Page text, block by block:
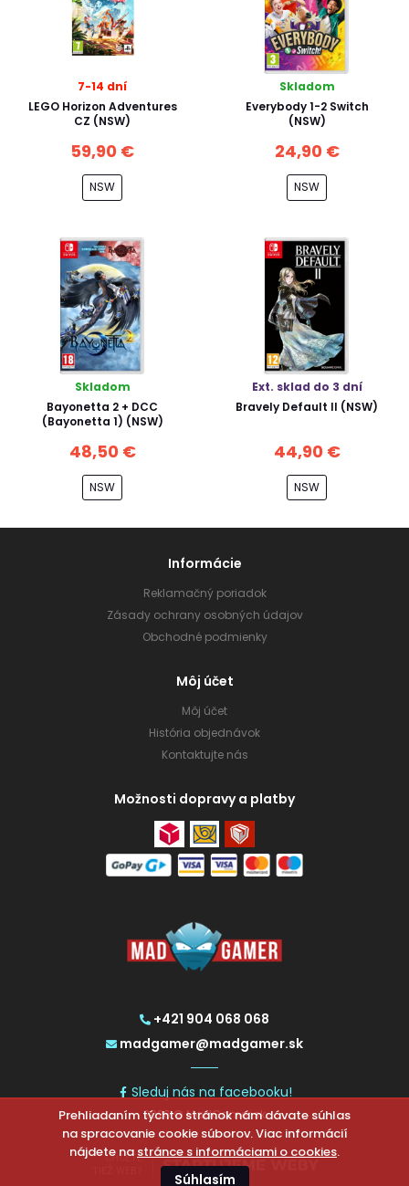
7-14 dní
LEGO Horizon Adventures
CZ (NSW)
59,90 €
NSW
Skladom
Everybody 1-2 Switch
(NSW)
24,90 €
NSW
Skladom
Bayonetta 2 + DCC
(Bayonetta 1) (NSW)
48,50 €
NSW
Ext. sklad do 3 dní
Bravely Default II (NSW)
44,90 €
NSW
+421 904 068 068
madgamer@madgamer.sk
Sleduj nás na facebooku!
2026 © MadGamer.sk
Informácie
Reklamačný poriadok
Zásady ochrany osobných údajov
Obchodné podmienky
Môj účet
Môj účet
História objednávok
Kontaktujte nás
Možnosti dopravy a platby
CHCETE
Prehliadaním týchto stránok nám dávate súhlas
na spracovanie cookie súborov. Viac informácií
nájdete na stránce s informáciami o cookies.
Súhlasím